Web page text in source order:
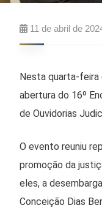
11 de abril de
Nesta quarta-feira
abertura do 16º
de Ouvidorias
O evento reuniu
promoção da
eles, a
Conceição Dias